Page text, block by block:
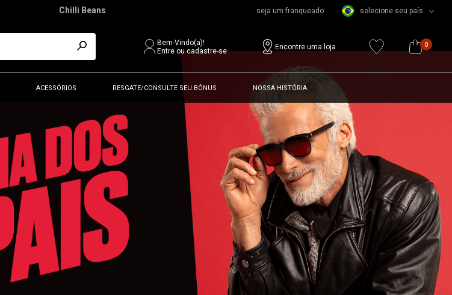
Chilli Beans seja um franqueado selecione seu país
Bem-Vindo(a)!
Entre ou cadastre-se
Encontre uma loja 0
ACESSÓRIOS RESGATE/CONSULTE SEU BÔNUS NOSSA HISTÓRIA